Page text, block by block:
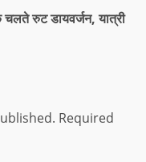
रुट डायवर्जन, यात्री
Required